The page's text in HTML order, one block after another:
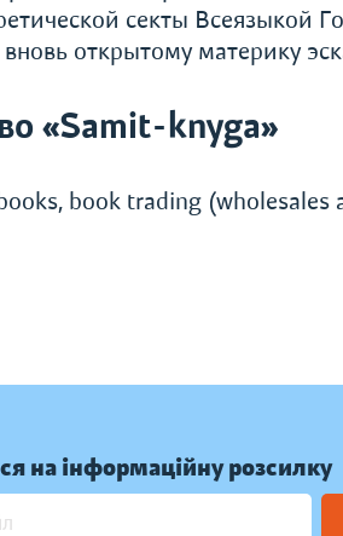
секты Всеязыкой
открытому материку
«Samit-knyga»
book trading (wholesales
на інформаційну розсилку